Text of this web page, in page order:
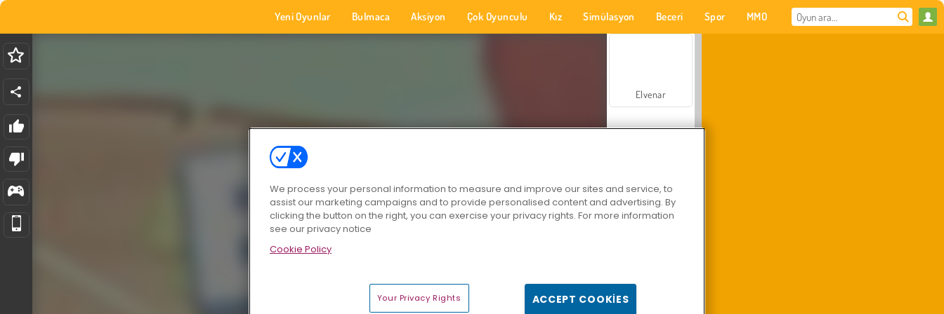
Yeni Oyunlar Bulmaca Aksiyon Çok Oyunculu Kız Simülasyon Beceri Spor MMO
Elvenar
We process your personal information to measure and improve our sites and service, to
assist our marketing campaigns and to provide personalised content and advertising. By
clicking the button on the right, you can exercise your privacy rights. For more information
see our privacy notice
Cookie Policy
Your Privacy Rights ACCEPT COOKIES